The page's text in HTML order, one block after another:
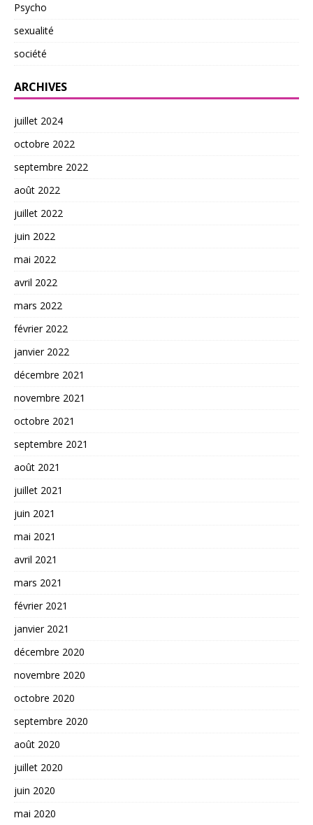
Psycho
sexualité
société
ARCHIVES
juillet 2024
octobre 2022
septembre 2022
août 2022
juillet 2022
juin 2022
mai 2022
avril 2022
mars 2022
février 2022
janvier 2022
décembre 2021
novembre 2021
octobre 2021
septembre 2021
août 2021
juillet 2021
juin 2021
mai 2021
avril 2021
mars 2021
février 2021
janvier 2021
décembre 2020
novembre 2020
octobre 2020
septembre 2020
août 2020
juillet 2020
juin 2020
mai 2020